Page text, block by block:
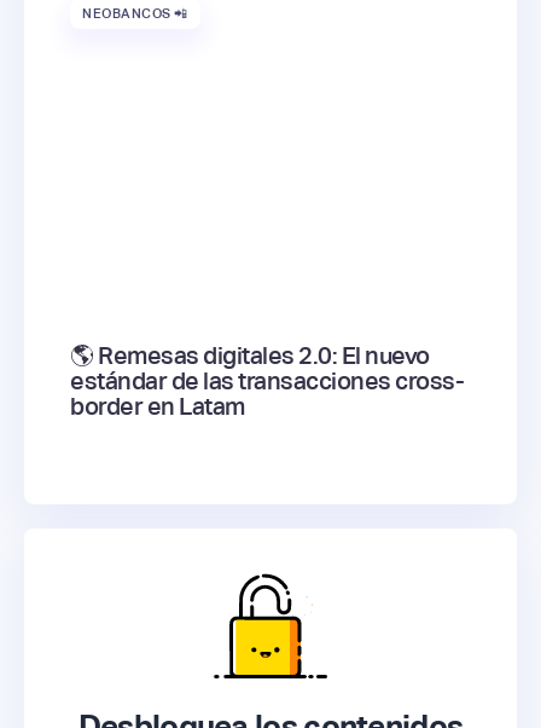
NEOBANCOS 📲
🌎 Remesas digitales 2.0: El nuevo
estándar de las transacciones cross-
border en Latam